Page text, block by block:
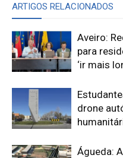
ARTIGOS RELACIONADOS
Aveiro:
para
‘ir mais
drone
Águeda: